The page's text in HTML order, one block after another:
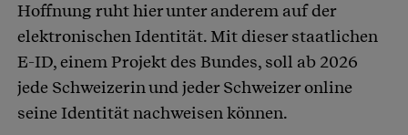
Hoffnung ruht hier unter anderem auf der
elektronischen Identität. Mit dieser staatlichen
E-ID, einem Projekt des Bundes, soll ab 2026
jede Schweizerin und jeder Schweizer online
seine Identität nachweisen können.